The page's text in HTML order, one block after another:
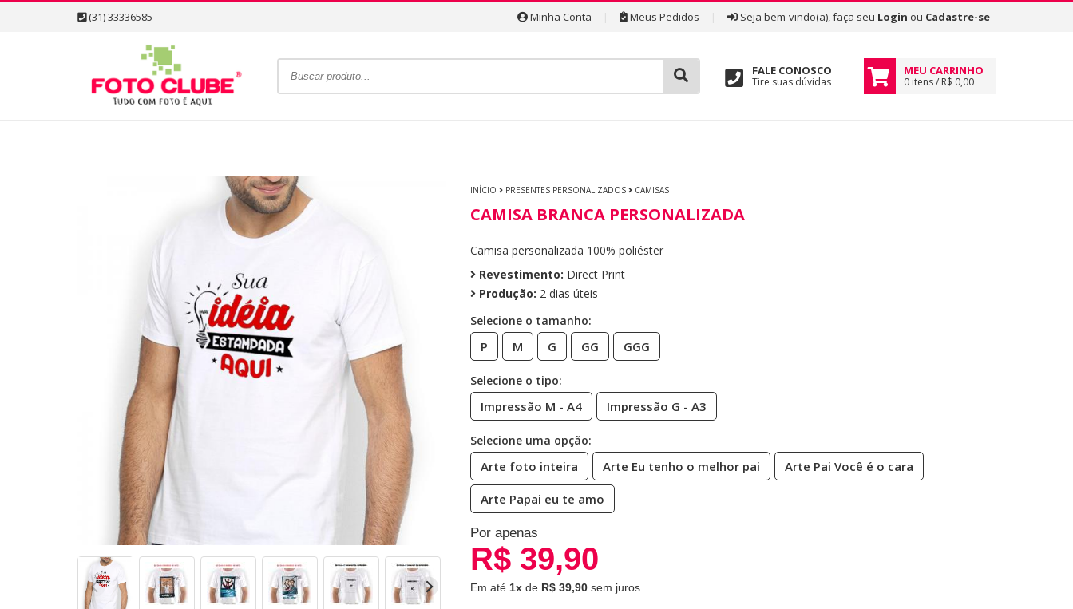
(31) 33336585 Minha Conta Meus Pedidos Seja bem-vindo(a), faça seu Login ou Cadastre-se
FALE CONOSCO
Tire suas dúvidas
MEU CARRINHO
0 itens / R$ 0,00
INÍCIO PRESENTES PERSONALIZADOS CAMISAS
CAMISA BRANCA PERSONALIZADA
Camisa personalizada 100% poliéster
Revestimento: Direct Print
Produção: 2 dias úteis
Selecione o tamanho:
P M G GG GGG
Selecione o tipo:
Impressão M - A4 Impressão G - A3
Selecione uma opção:
Arte foto inteira Arte Eu tenho o melhor pai Arte Pai Você é o cara
Arte Papai eu te amo
Por apenas
R$ 39,90
Em até 1xde R$ 39,90sem juros